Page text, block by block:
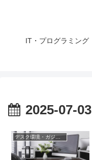
IT・プログラミング
2025-07-03
デスク環境・ガジェット